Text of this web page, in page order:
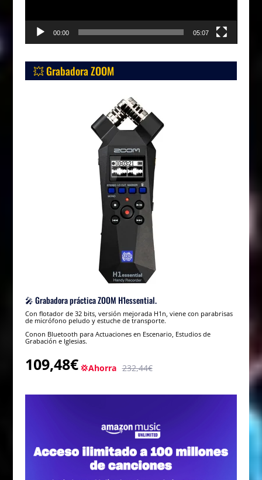
00:00 05:07
💥 Grabadora ZOOM
🎤 Grabadora práctica ZOOM H1essential.
Con flotador de 32 bits, versión mejorada H1n, viene con parabrisas
de micrófono peludo y estuche de transporte.
Conon Bluetooth para Actuaciones en Escenario, Estudios de
Grabación e Iglesias.
109,48€ 💢Ahorra 232,44€